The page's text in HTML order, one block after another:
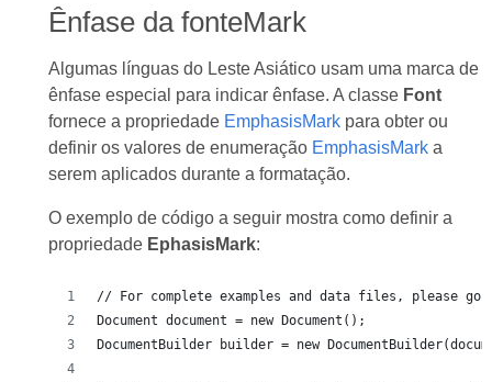
Ênfase da fonteMark
Algumas línguas do Leste Asiático usam uma marca de
ênfase especial para indicar ênfase. A classe Font
fornece a propriedade EmphasisMarkpara obter ou
definir os valores de enumeração EmphasisMarka
serem aplicados durante a formatação.
O exemplo de código a seguir mostra como definir a
propriedade EphasisMark:
// For complete examples and data files, please go
Document document = new Document();
DocumentBuilder builder = new